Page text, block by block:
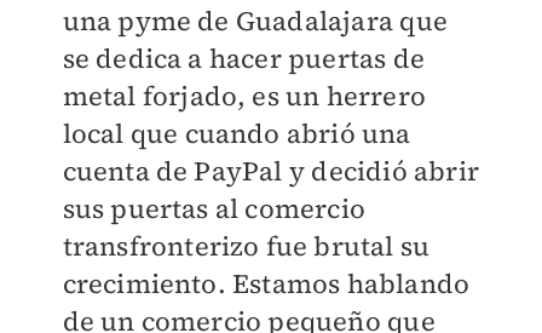
una pyme de Guadalajara que
se dedica a hacer puertas de
metal forjado, es un herrero
local que cuando abrió una
cuenta de PayPal y decidió abrir
sus puertas al comercio
transfronterizo fue brutal su
crecimiento. Estamos hablando
de un comercio pequeño que